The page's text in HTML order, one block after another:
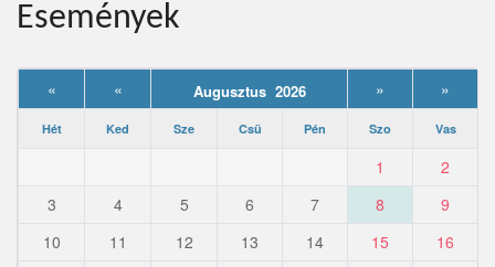
Események
« « Augusztus 2026 » »
Hét Ked Sze Csü Pén Szo Vas
1
2
3
4 5 6 7 8
9
10
11 12 13 14 15
16